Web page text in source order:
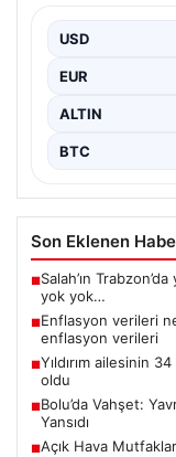
USD
EUR
ALTIN
BTC
Son Eklenen
■Salah’ın
yok yok…
■Enflasyon verileri
enflasyon verileri
■Yıldırım ailesinin
oldu
■Bolu’da Vahşet:
Yansıdı
■Açık Hava